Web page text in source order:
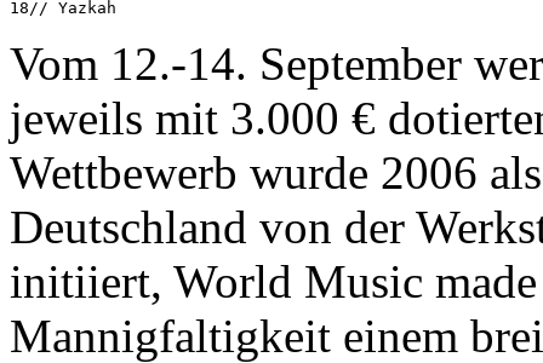
Vom 12.-14. September
jeweils mit 3.000 €
Wettbewerb wurde 2006
Deutschland von der
initiiert, World Music
Mannigfaltigkeit einem